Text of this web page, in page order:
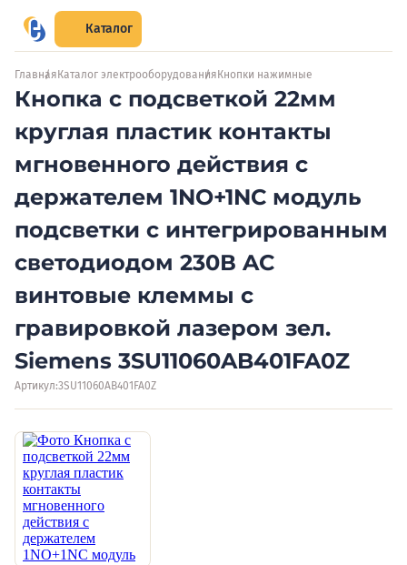
Каталог
Главная Каталог электрооборудования Кнопки нажимные
Кнопка с подсветкой 22мм
круглая пластик контакты
мгновенного действия с
держателем 1NO+1NC модуль
подсветки с интегрированным
светодиодом 230В AC
винтовые клеммы с
гравировкой лазером зел.
Siemens 3SU11060AB401FA0Z
Артикул:3SU11060AB401FA0Z